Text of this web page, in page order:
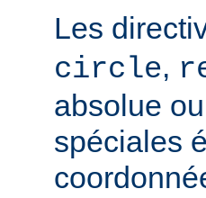
Les
circle,
absolue
spéciales